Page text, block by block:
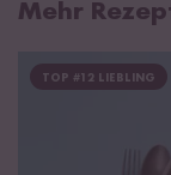
Mehr
TOP #12 LIEBLING